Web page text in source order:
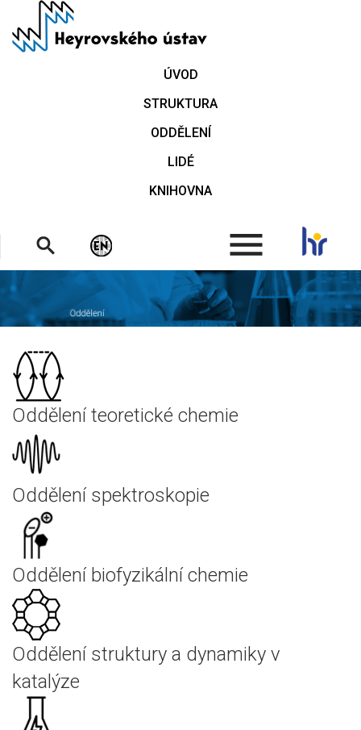
hlavnímu
ÚVOD
STRUKTURA
ODDĚLENÍ
LIDÉ
KNIHOVNA
.
Oddělení teoretické chemie
Oddělení spektroskopie
Oddělení biofyzikální chemie
Oddělení struktury a dynamiky v
katalýze